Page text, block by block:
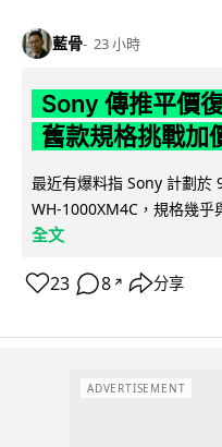
藍骨 23 小時
Sony 傳推平價
舊款規格挑戰加
最近有爆料指 Sony 計劃於
WH-1000XM4C，規格幾
全文
23 8 ↗ 分享
ADVERTISEMENT